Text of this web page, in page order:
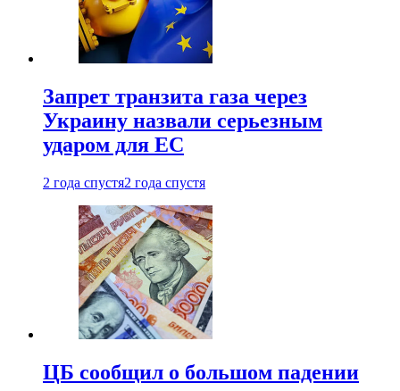
Запрет транзита газа через
Украину назвали серьезным
ударом для ЕС
2 года спустя2 года спустя
ЦБ сообщил о большом падении